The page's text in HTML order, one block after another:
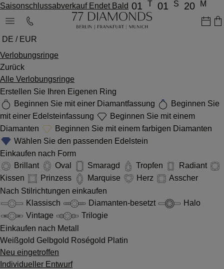
Saisonschlussabverkauf Endet Bald 01 T 01 S 20 M
DE / EUR
Verlobungsringe
Zurück
Alle Verlobungsringe
Erstellen Sie Ihren Eigenen Ring
Beginnen Sie mit einer Diamantfassung
Beginnen Sie
mit einer Edelsteinfassung
Beginnen Sie mit einem
Diamanten
Beginnen Sie mit einem farbigen Diamanten
Wählen Sie den passenden Edelstein
Einkaufen nach Form
Brillant
Oval Smaragd Tropfen
Radiant
Kissen
Prinzess Marquise Herz
Asscher
Nach Stilrichtungen einkaufen
Klassisch
Diamanten-besetzt
Halo
Vintage
Trilogie
Einkaufen nach Metall
Weißgold Gelbgold Roségold Platin
Neu eingetroffen
Individueller Entwurf